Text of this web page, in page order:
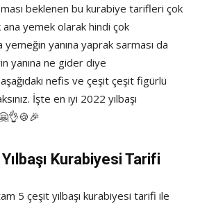
beklenen bu kurabiye tarifleri çok
yemek olarak hindi çok
yanına yaprak sarması da
yanına ne gider diye
nefis ve çeşit çeşit figürlü
İşte en iyi 2022 yılbaşı
Kurabiyesi Tarifi
5 çeşit yılbaşı kurabiyesi tarifi ile